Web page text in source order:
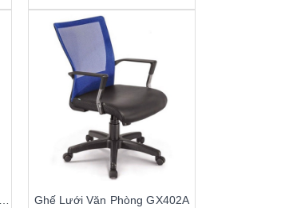
Ghế Lưới Văn Phòng GX402A